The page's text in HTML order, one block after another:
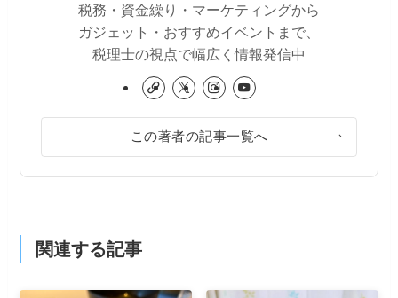
税務・資金繰り・マーケティングから
ガジェット・おすすめイベントまで、
税理士の視点で幅広く情報発信中
この著者の記事一覧へ
関連する記事